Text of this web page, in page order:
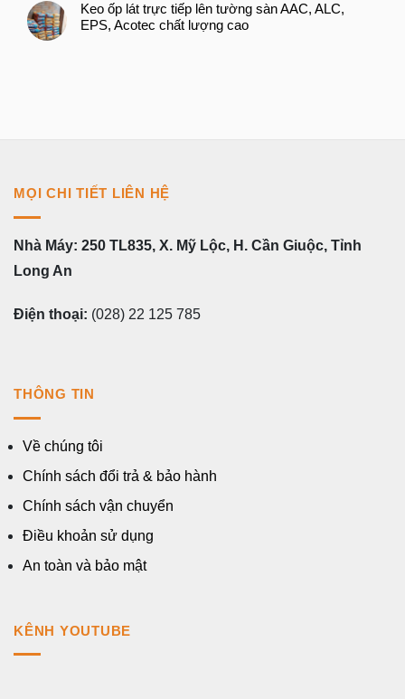
Keo ốp lát trực tiếp lên tường sàn AAC, ALC,
EPS, Acotec chất lượng cao
MỌI CHI TIẾT LIÊN HỆ
Nhà Máy: 250 TL835, X. Mỹ Lộc, H. Cần Giuộc, Tỉnh
Long An
Điện thoại: (028) 22 125 785
THÔNG TIN
Về chúng tôi
Chính sách đổi trả & bảo hành
Chính sách vận chuyển
Điều khoản sử dụng
An toàn và bảo mật
KÊNH YOUTUBE